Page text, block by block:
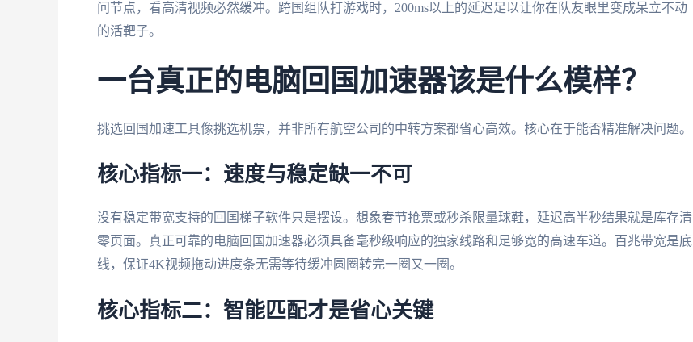
问节点，看高清视频必然缓冲。跨国组队打游戏时，200ms以上的延迟足以让你在队友眼里变成呆立不动
的活靶子。
一台真正的电脑回国加速器该是什么模样？
挑选回国加速工具像挑选机票，并非所有航空公司的中转方案都省心高效。核心在于能否精准解决问题。
核心指标一：速度与稳定缺一不可
没有稳定带宽支持的回国梯子软件只是摆设。想象春节抢票或秒杀限量球鞋，延迟高半秒结果就是库存清
零页面。真正可靠的电脑回国加速器必须具备毫秒级响应的独家线路和足够宽的高速车道。百兆带宽是底
线，保证4K视频拖动进度条无需等待缓冲圆圈转完一圈又一圈。
核心指标二：智能匹配才是省心关键